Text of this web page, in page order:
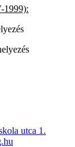
1999):
utca 1.